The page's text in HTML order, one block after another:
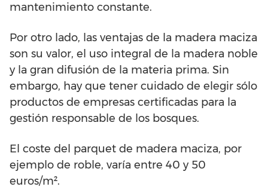
mantenimiento constante.
Por otro lado, las ventajas de la madera maciza
son su valor, el uso integral de la madera noble
y la gran difusión de la materia prima. Sin
embargo, hay que tener cuidado de elegir sólo
productos de empresas certificadas para la
gestión responsable de los bosques.
El coste del parquet de madera maciza, por
ejemplo de roble, varía entre 40 y 50
euros/m².